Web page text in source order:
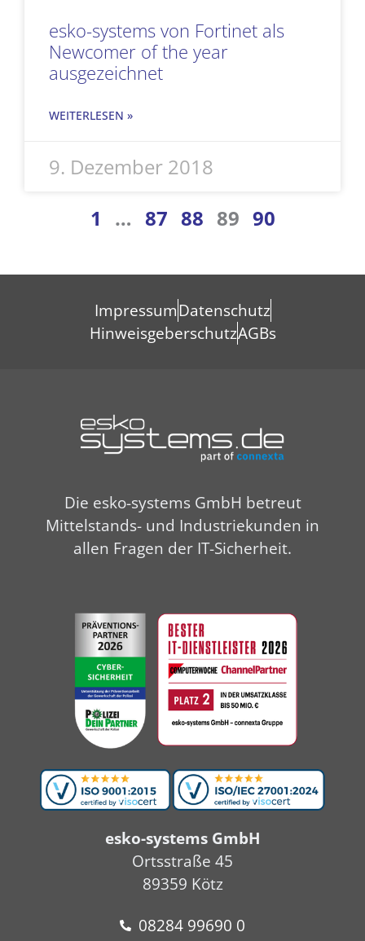
esko-systems von Fortinet als
Newcomer of the year
ausgezeichnet
WEITERLESEN »
9. Dezember 2018
1 … 87 88 89 90
ImpressumDatenschutz
HinweisgeberschutzAGBs
Die esko-systems GmbH betreut
Mittelstands- und Industriekunden in
allen Fragen der IT-Sicherheit.
esko-systems GmbH
Ortsstraße 45
89359 Kötz
08284 99690 0